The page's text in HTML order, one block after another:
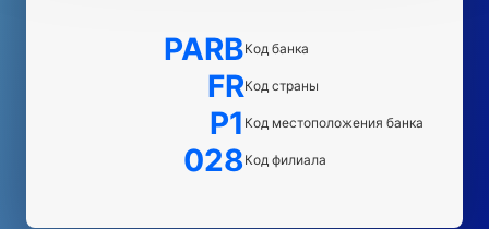
PARBКод банка
FRКод страны
P1 Код местоположения банка
028Код филиала